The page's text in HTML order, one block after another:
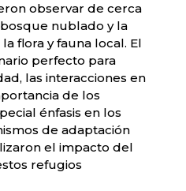
observar de cerca
nublado y la
flora y fauna local. El
perfecto para
las interacciones en
de los
énfasis en los
de adaptación
el impacto del
refugios